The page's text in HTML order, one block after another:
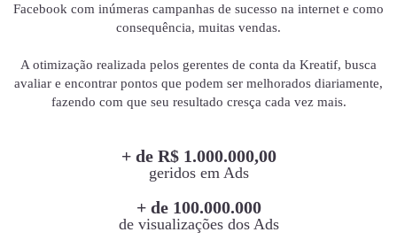
Facebook com inúmeras campanhas de sucesso na internet e como
consequência, muitas vendas.
A otimização realizada pelos gerentes de conta da Kreatif, busca
avaliar e encontrar pontos que podem ser melhorados diariamente,
fazendo com que seu resultado cresça cada vez mais.
+ de R$ 1.000.000,00
geridos em Ads
+ de 100.000.000
de visualizações dos Ads